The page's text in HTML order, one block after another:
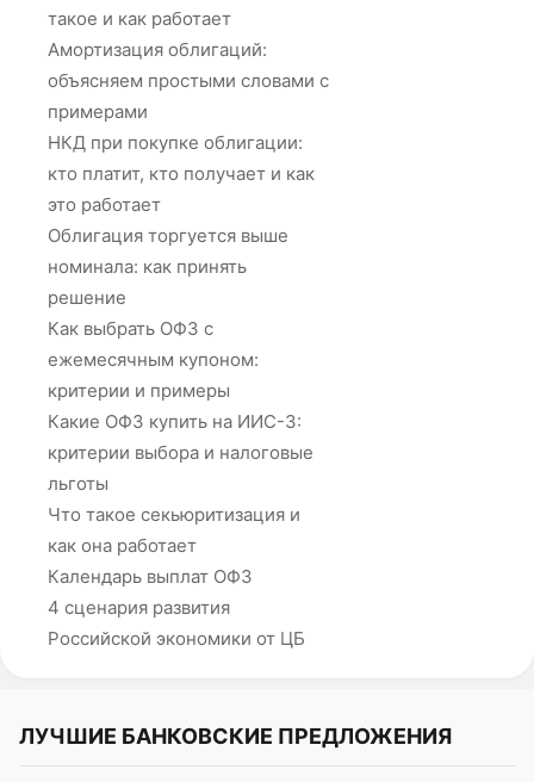
такое и как работает
Амортизация облигаций:
объясняем простыми словами с
примерами
НКД при покупке облигации:
кто платит, кто получает и как
это работает
Облигация торгуется выше
номинала: как принять
решение
Как выбрать ОФЗ с
ежемесячным купоном:
критерии и примеры
Какие ОФЗ купить на ИИС-3:
критерии выбора и налоговые
льготы
Что такое секьюритизация и
как она работает
Календарь выплат ОФЗ
4 сценария развития
Российской экономики от ЦБ
ЛУЧШИЕ БАНКОВСКИЕ ПРЕДЛОЖЕНИЯ